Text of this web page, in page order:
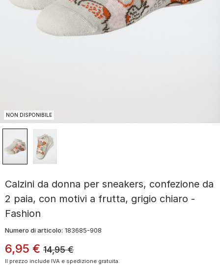
NON DISPONIBILE
Calzini da donna per sneakers, confezione da
2 paia, con motivi a frutta, grigio chiaro -
Fashion
Numero di articolo: 183685-908
6,95 € 14,95€
Il prezzo include IVA e spedizione gratuita.